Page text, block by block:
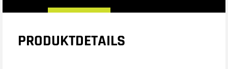
PRODUKTDETAILS